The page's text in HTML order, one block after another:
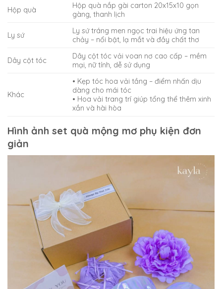
Hộp quà
Hộp quà nắp gài carton 20x15x10 gọn
gàng, thanh lịch
Ly sứ
Ly sứ tráng men ngọc trai hiệu ứng tan
chảy – nổi bật, lạ mắt và đầy chất thơ
Dây cột tóc
Dây cột tóc vải voan nơ cao cấp – mềm
mại, nữ tính, dễ sử dụng
Khác
• Kẹp tóc hoa vải tầng – điểm nhấn dịu
dàng cho mái tóc
• Hoa vải trang trí giúp tổng thể thêm xinh
xắn và hài hòa
Hình ảnh set quà mộng mơ phụ kiện đơn
giản